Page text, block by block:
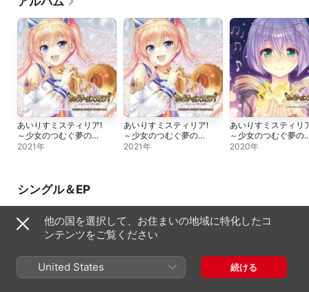
あいりすミスティリア!
～少女のつむぐ夢の秘
跡～ ORIGINAL
2021年
あいりすミスティリア!
～少女のつむぐ夢の秘
跡～ ORIGINAL
2021年
あいりすミスティリ
～少女のつむぐ夢の
跡～ ORIGINAL
2020年
シングル＆EP
他の国を選択して、お住まいの地域に特化したコ
ンテンツをご覧ください
United States 続ける